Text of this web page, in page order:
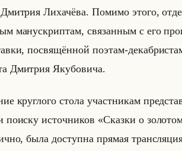
Ли­ха­чё­ва. По­ми­мо этого,
ма­ну­скрип­там, свя­зан­ным с его
по­свя­щён­ной по­этам-
Дмит­рия Яку­бо­ви­ча.
круг­ло­го стола участ­ни­кам
по­ис­ку ис­точ­ни­ков «Сказки о
была до­ступ­на пря­мая